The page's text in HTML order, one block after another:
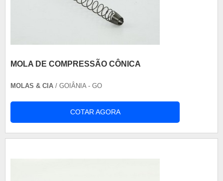
MOLA DE COMPRESSÃO CÔNICA
MOLAS & CIA / GOIÂNIA - GO
COTAR AGORA